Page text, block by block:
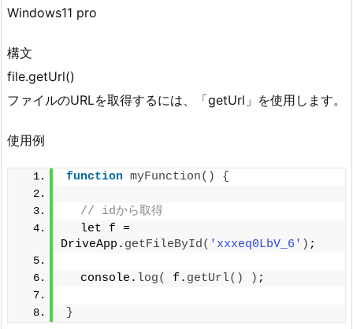
Windows11 pro
構文
file.getUrl()
ファイルのURLを取得するには、「getUrl」を使用します。
使用例
function myFunction() {
// idから取得
  let f =
DriveApp. getFileById( 'xxxeq0LbV_6' ) ;
  console.
log( f. getUrl() ) ;
}